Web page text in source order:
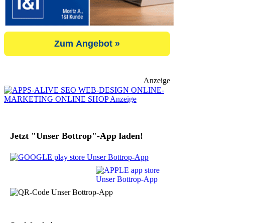
Zum Angebot »
Anzeige
Jetzt "Unser Bottrop"-App laden!